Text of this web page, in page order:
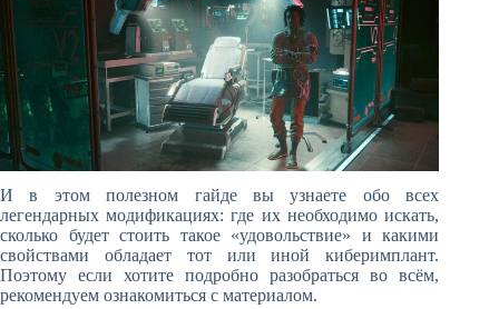
И в этом полезном гайде вы узнаете обо всех
легендарных модификациях: где их необходимо искать,
сколько будет стоить такое «удовольствие» и какими
свойствами обладает тот или иной киберимплант.
Поэтому если хотите подробно разобраться во всём,
рекомендуем ознакомиться с материалом.